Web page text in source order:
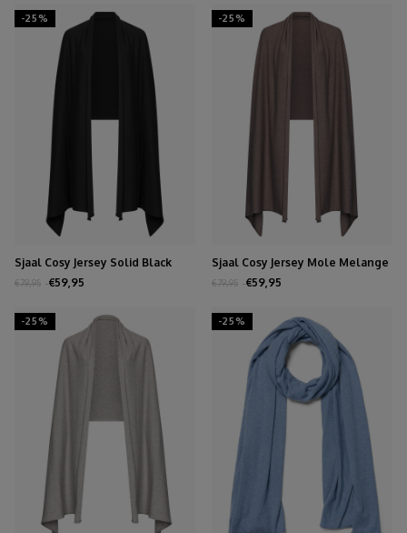
-25%
Sjaal Cosy Jersey Solid Black
€79,95 €59,95
-25%
Sjaal Cosy Jersey Mole Melange
€79,95 €59,95
-25% -25%